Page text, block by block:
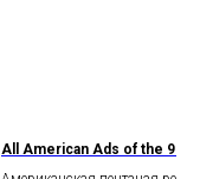
All American Ads of the 90s